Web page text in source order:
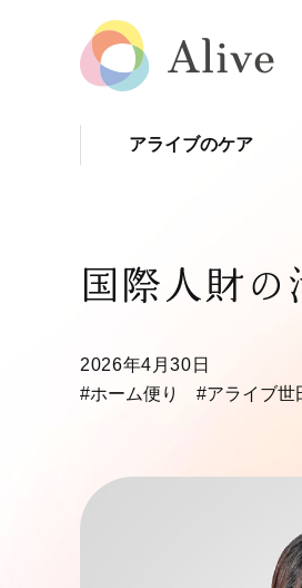
アライブのケア
国際人財の
2026年4月30日
#ホーム便り
#アライブ世